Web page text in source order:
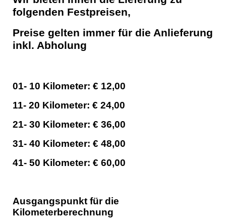
folgenden Festpreisen,
Preise gelten immer für die Anlieferung
inkl. Abholung
01- 10 Kilometer: € 12,00
11- 20 Kilometer: € 24,00
21- 30 Kilometer: € 36,00
31- 40 Kilometer: € 48,00
41- 50 Kilometer: € 60,00
Ausgangspunkt für die
Kilometerberechnung